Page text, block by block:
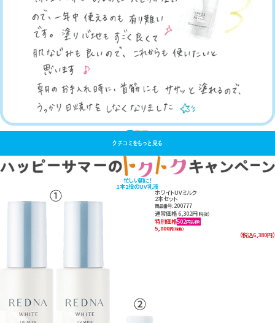
クチコミをもっと見る
忙しい朝に！
1本2役のUV乳液
ホワイトUVミルク
2本セット
商品番号：200777
通常価格 6,302円（税抜）
特別価格502円お得!
5,800円（税抜）
（税込6,380円）